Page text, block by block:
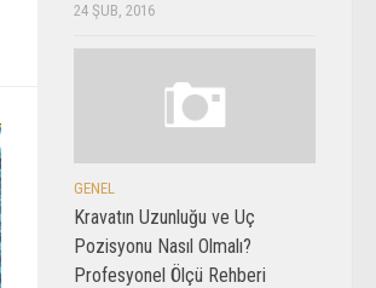
24 ŞUB, 2016
GENEL
Kravatın Uzunluğu ve Uç
Pozisyonu Nasıl Olmalı?
Profesyonel Ölçü Rehberi